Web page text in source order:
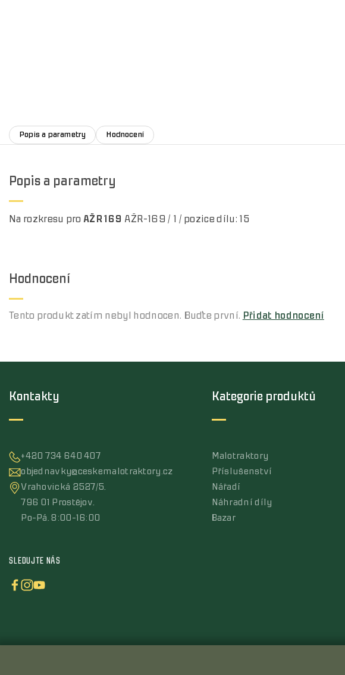
Popis a parametry Hodnocení
Popis a parametry
Na rozkresu proAŽR 169 AŽR-169 / 1 / pozice dílu: 15
Hodnocení
Tento produkt zatím nebyl hodnocen. Buďte první. Přidat hodnocení
Kontakty
+420 734 640 407
objednavky@ceskemalotraktory.cz
Vrahovická 2527/5,
796 01 Prostějov,
Po-Pá, 8:00-16:00
SLEDUJTE NÁS
Kategorie produktů
Malotraktory
Příslušenství
Nářadí
Náhradní díly
Bazar